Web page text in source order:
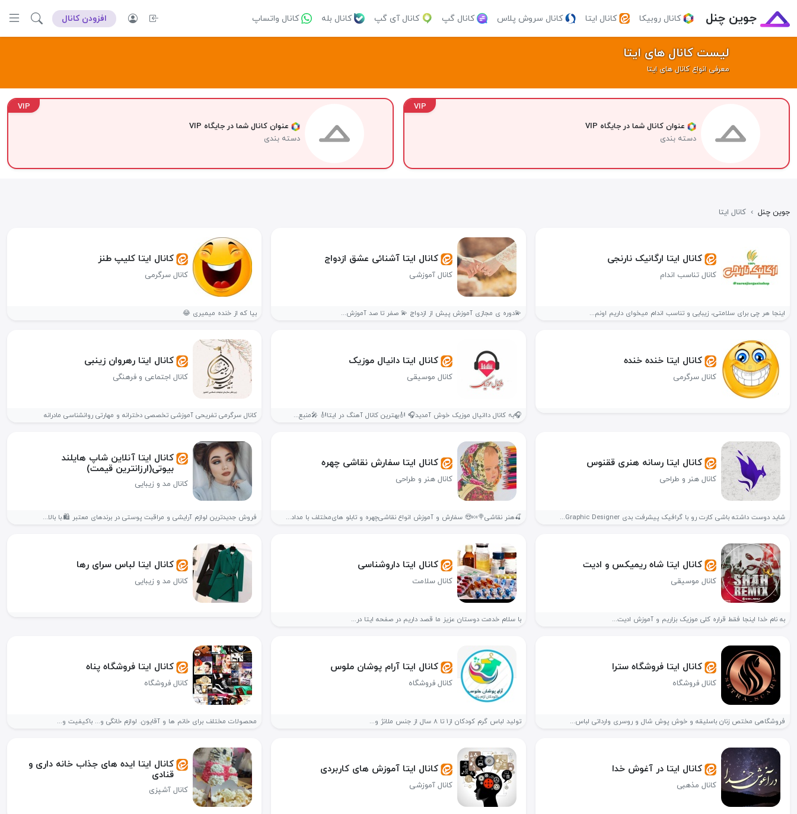
جوین چنل کانال روبیکا کانال ایتا کانال سروش پلاس کانال گپ کانال آی گپ کانال بله کانال واتساپ افزودن کانال
لیست کانال های ایتا
معرفی انواع کانال های ایتا
VIP
عنوان کانال شما در جایگاه VIP
دسته بندی
VIP
عنوان کانال شما در جایگاه VIP
دسته بندی
جوین چنل › کانال ایتا
کانال ایتا ارگانیک نارنجی
کانال تناسب اندام
اینجا هر چی برای سلامتی، زیبایی و تناسب اندام میخوای داریم اونم...
کانال ایتا آشنائی عشق ازدواج
کانال آموزشی
💫دوره ی مجازی آموزش پیش از ازدواج 💫 صفر تا صد آموزش...
کانال ایتا کلیپ طنز
کانال سرگرمی
بیا که از خنده میمیری 😂
کانال ایتا خنده خنده
کانال سرگرمی
کانال ایتا دانیال موزیک
کانال موسیقی
🎧بہ کانال داانیال موزیک خوش آمدید🎧 🎻بهترین کانال آهنگ در ایتا🎻 🎤منبع...
کانال ایتا رهروان زینبی
کانال اجتماعی و فرهنگی
کانال سرگرمی تفریحی آموزشی تخصصی دخترانه و مهارتی روانشناسی مادرانه
کانال ایتا رسانه هنری ققنوس
کانال هنر و طراحی
شاید دوست داشته باشی کارت رو با گرافیک پیشرفت بدی Graphic Designer...
کانال ایتا سفارش نقاشی چهره
کانال هنر و طراحی
🍒هنر نقاشی🍭🍬😍 سفارش و آموزش انواع نقاشی‌چهره و تابلو های‌مختلف با مداد...
کانال ایتا آنلاین شاپ هایلند
بیوتی(ارزانترین قیمت)
کانال مد و زیبایی
فروش جدیدترین لوازم آرایشی و مراقبت پوستی در برندهای معتبر 🛍.با بالا...
کانال ایتا شاه ریمیکس و ادیت
کانال موسیقی
به نام خدا اینجا فقط قراره کلی موزیک بزاریم و آموزش ادیت...
کانال ایتا داروشناسی
کانال سلامت
با سلام خدمت دوستان عزیز ما قصد داریم در صفحه ایتا در...
کانال ایتا لباس سرای رها
کانال مد و زیبایی
کانال ایتا فروشگاه سترا
کانال فروشگاه
فروشگاهی مختص زنان باسلیقه و خوش پوش شال و روسری وارداتی لباس...
کانال ایتا آرام پوشان ملوس
کانال فروشگاه
تولید لباس گرم کودکان از1 تا 8 سال از جنس ملانژ و...
کانال ایتا فروشگاه پناه
کانال فروشگاه
محصولات مختلف برای خانم ها و آقایون. لوازم خانگی و... باکیفیت و...
کانال ایتا در آغوش خدا
کانال مذهبی
کانال ایتا آموزش های کاربردی
کانال آموزشی
کانال ایتا ایده های جذاب خانه داری و
قنادی
کانال آشپزی